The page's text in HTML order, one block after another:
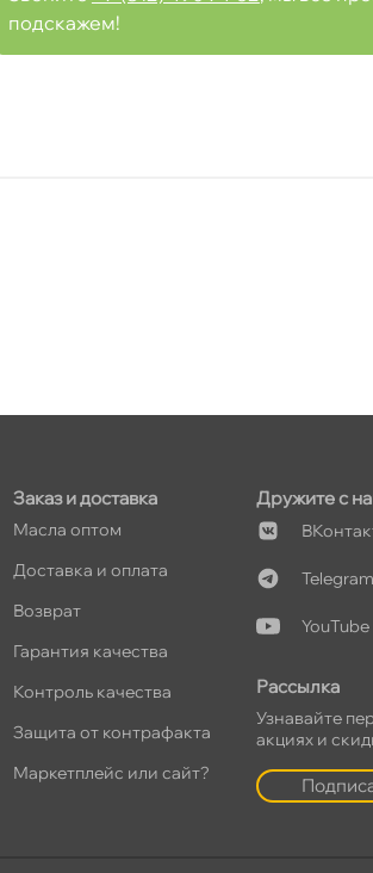
подскажем!
Заказ и доставка
Масла оптом
Доставка и оплата
озврат
Гарантия качества
Контроль качества
Защита от контрафакта
Маркетплейс или сайт?
Дружите с
Telegram
YouTube
Рассылка
Узнавайте
акциях и